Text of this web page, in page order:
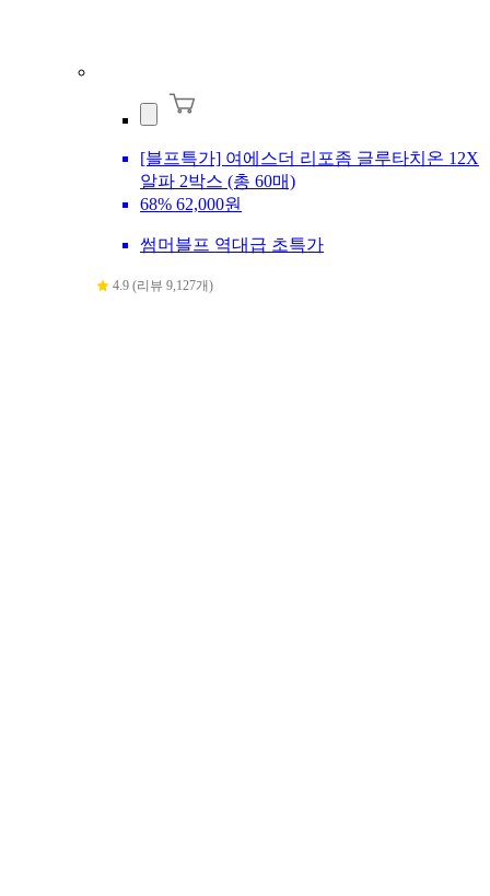
[블프특가] 여에스더 리포좀 글루타치온 12X
알파 2박스 (총 60매)
68% 62,000원
썸머블프 역대급 초특가
4.9 (리뷰 9,127개)